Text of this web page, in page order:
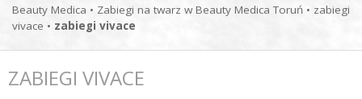
Beauty Medica • Zabiegi na twarz w Beauty Medica Toruń • zabiegi
vivace • zabiegi vivace
ZABIEGI VIVACE